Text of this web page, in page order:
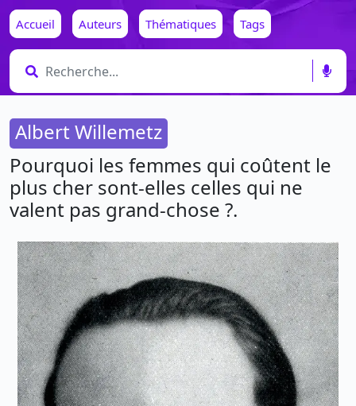
Accueil Auteurs Thématiques Tags
Albert Willemetz
Pourquoi les femmes qui coûtent le
plus cher sont-elles celles qui ne
valent pas grand-chose ?.